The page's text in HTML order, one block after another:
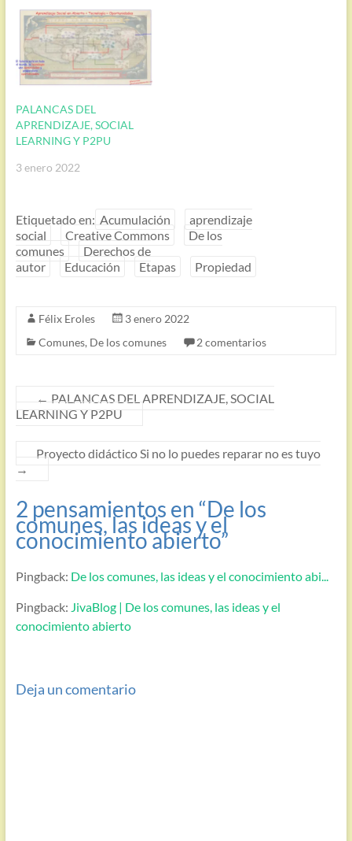
PALANCAS DEL
APRENDIZAJE, SOCIAL
LEARNING Y P2PU
3 enero 2022
Etiquetado en: Acumulación
aprendizaje
social
Creative Commons
De los
comunes
Derechos de
autor
Educación Etapas Propiedad
Félix Eroles
3 enero 2022
Comunes, De los comunes 2 comentarios
← PALANCAS DEL APRENDIZAJE, SOCIAL
LEARNING Y P2PU
Proyecto didáctico Si no lo puedes reparar no es tuyo
→
2 pensamientos en “De los
comunes, las ideas y el
conocimiento abierto”
Pingback: De los comunes, las ideas y el conocimiento abi...
Pingback: JivaBlog | De los comunes, las ideas y el
conocimiento abierto
Deja un comentario